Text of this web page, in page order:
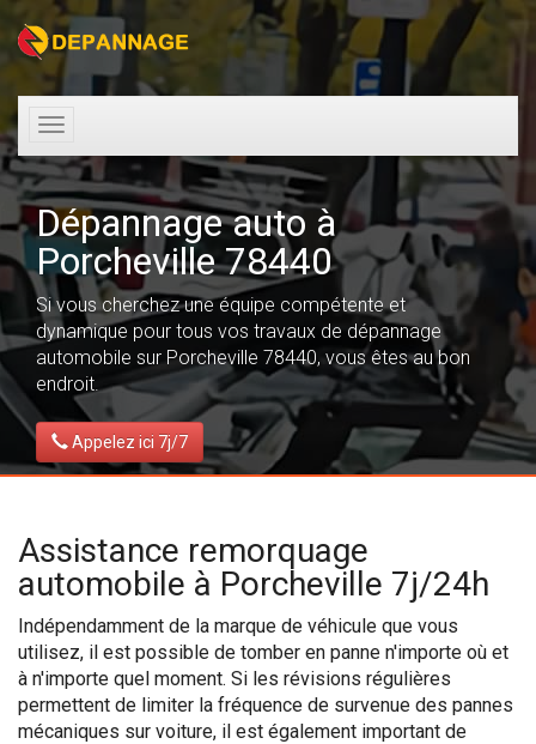
Toggle
navigation
Dépannage auto à
Porcheville 78440
Si vous cherchez une équipe compétente et
dynamique pour tous vos travaux de dépannage
automobile sur Porcheville 78440, vous êtes au bon
endroit.
Appelez ici 7j/7
Assistance remorquage
automobile à Porcheville 7j/24h
Indépendamment de la marque de véhicule que vous
utilisez, il est possible de tomber en panne n'importe où et
à n'importe quel moment. Si les révisions régulières
permettent de limiter la fréquence de survenue des pannes
mécaniques sur voiture, il est également important de